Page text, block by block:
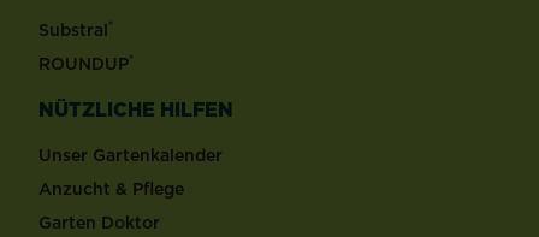
Substral®
ROUNDUP®
NÜTZLICHE HILFEN
Unser Gartenkalender
Anzucht & Pflege
Garten Doktor